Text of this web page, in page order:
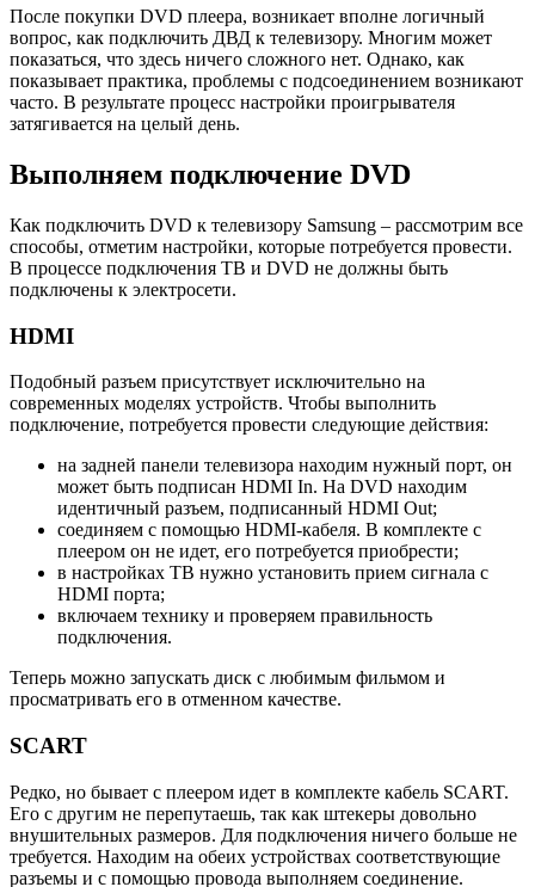
После покупки DVD плеера, возникает вполне логичный
вопрос, как подключить ДВД к телевизору. Многим может
показаться, что здесь ничего сложного нет. Однако, как
показывает практика, проблемы с подсоединением возникают
часто. В результате процесс настройки проигрывателя
затягивается на целый день.
Выполняем подключение DVD
Как подключить DVD к телевизору Samsung – рассмотрим все
способы, отметим настройки, которые потребуется провести.
В процессе подключения ТВ и DVD не должны быть
подключены к электросети.
HDMI
Подобный разъем присутствует исключительно на
современных моделях устройств. Чтобы выполнить
подключение, потребуется провести следующие действия:
на задней панели телевизора находим нужный порт, он
может быть подписан HDMI In. На DVD находим
идентичный разъем, подписанный HDMI Out;
соединяем с помощью HDMI-кабеля. В комплекте с
плеером он не идет, его потребуется приобрести;
в настройках ТВ нужно установить прием сигнала с
HDMI порта;
включаем технику и проверяем правильность
подключения.
Теперь можно запускать диск с любимым фильмом и
просматривать его в отменном качестве.
SCART
Редко, но бывает с плеером идет в комплекте кабель SCART.
Его с другим не перепутаешь, так как штекеры довольно
внушительных размеров. Для подключения ничего больше не
требуется. Находим на обеих устройствах соответствующие
разъемы и с помощью провода выполняем соединение.